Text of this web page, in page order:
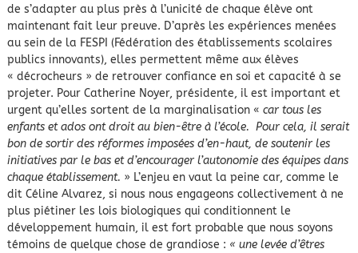
de s’adapter au plus près à l’unicité de chaque élève ont
maintenant fait leur preuve. D’après les expériences menées
au sein de la FESPI (Fédération des établissements scolaires
publics innovants), elles permettent même aux élèves
« décrocheurs » de retrouver confiance en soi et capacité à se
projeter. Pour Catherine Noyer, présidente, il est important et
urgent qu’elles sortent de la marginalisation « car tous les
enfants et ados ont droit au bien-être à l’école. Pour cela, il serait
bon de sortir des réformes imposées d’en-haut, de soutenir les
initiatives par le bas et d’encourager l’autonomie des équipes dans
chaque établissement. » L’enjeu en vaut la peine car, comme le
dit Céline Alvarez, si nous nous engageons collectivement à ne
plus piétiner les lois biologiques qui conditionnent le
développement humain, il est fort probable que nous soyons
témoins de quelque chose de grandiose : « une levée d’êtres